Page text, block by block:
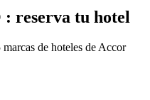
reserva tu hotel
de hoteles de Accor